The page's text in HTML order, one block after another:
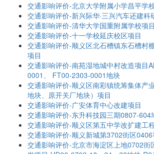
交通影响评价-北京大学附属小学昌平学
交通影响评价-新兴际华·三兴汽车还建科
交通影响评价-清华大学国重附属学校项目
交通影响评价-十一学校延庆校区项目
交通影响评价-顺义区北石槽镇东石槽村
项目
交通影响评价-南苑湿地城中村改造项目
0001、 FT00-2303-0001地块
交通影响评价-顺义区南彩镇统筹集体产
地块、原开关厂地块）项目
交通影响评价-广安体育中心改建项目
交通影响评价-东升科技园三期0807-604
交通影响评价-顺义区第五中学改扩建工
交通影响评价-顺义新城第3702街区
交通影响评价-北京市海淀区上地0702街